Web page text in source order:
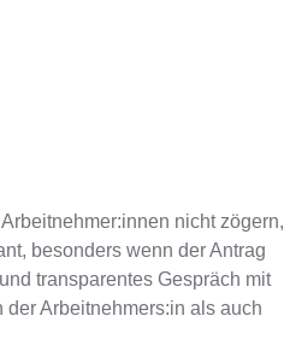
nicht zögern,
besonders wenn der Antrag
transparentes Gespräch mit
Arbeitnehmers:in als auch